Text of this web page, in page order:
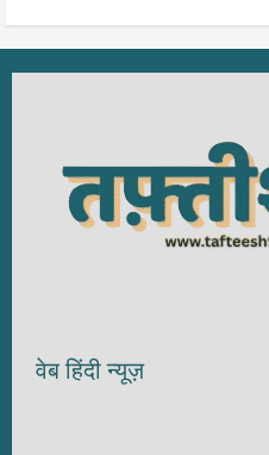
वेब हिंदी न्यूज़